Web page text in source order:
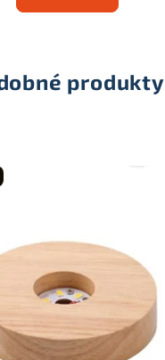
hvězdiček.
produkty